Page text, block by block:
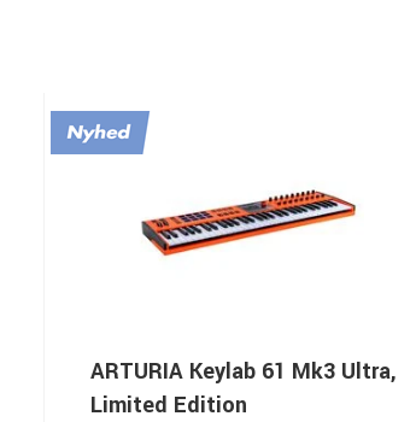
ARTURIA Keylab 61 Mk3 Ultra,
Limited Edition